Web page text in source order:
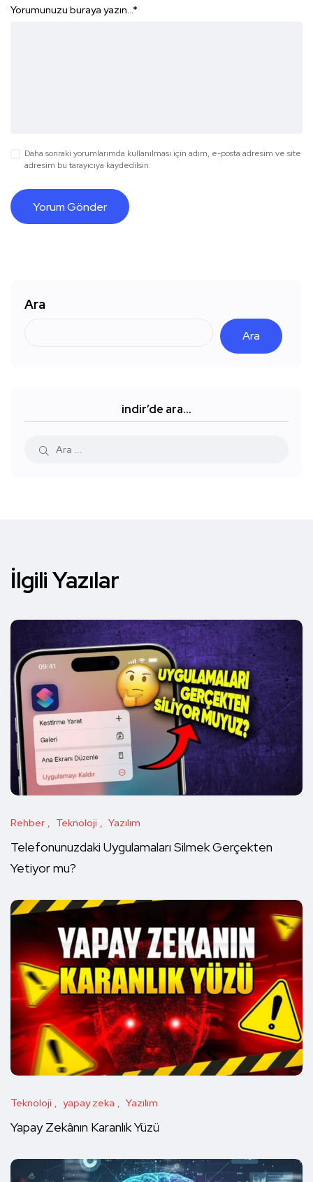
Yorumunuzu buraya yazın...*
Daha sonraki yorumlarımda kullanılması için adım, e-posta adresim ve site
adresim bu tarayıcıya kaydedilsin.
Ara
Ara
indir’de ara…
İlgili Yazılar
Rehber Teknoloji Yazılım
Telefonunuzdaki Uygulamaları Silmek Gerçekten
Yetiyor mu?
Teknoloji yapay zeka Yazılım
Yapay Zekânın Karanlık Yüzü